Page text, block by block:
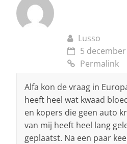
Lusso
5
Permalink
Alfa kon de vraag in
heeft heel wat kwaad
en kopers die geen auto
van mij heeft heel lang
geplaatst. Na een paar